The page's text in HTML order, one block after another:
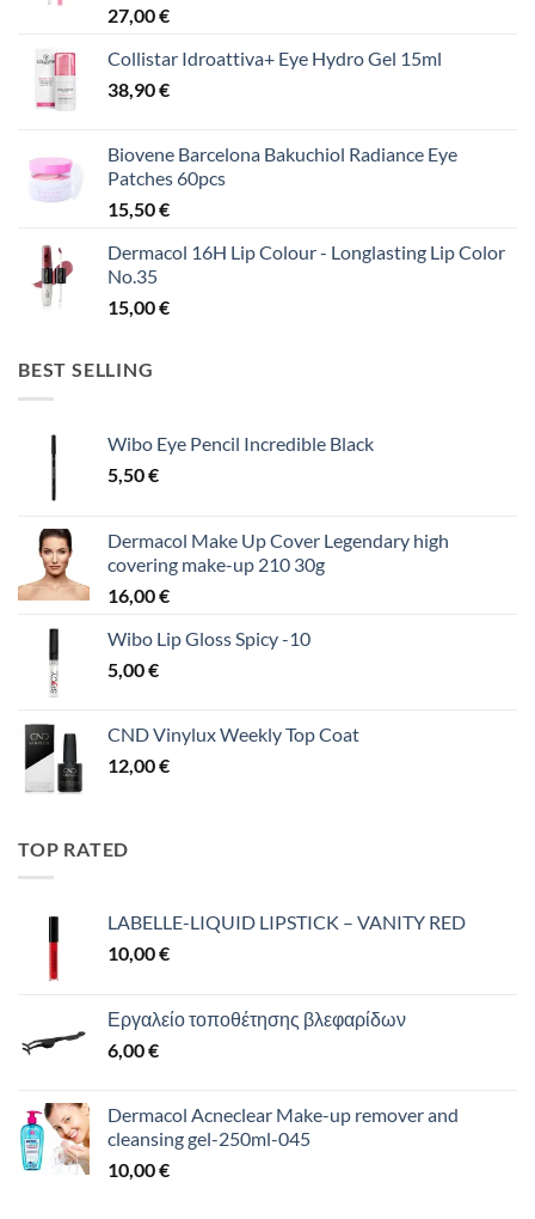
27,00€
Collistar Idroattiva+ Eye Hydro Gel 15ml
38,90€
Biovene Barcelona Bakuchiol Radiance Eye
Patches 60pcs
15,50€
Dermacol 16H Lip Colour - Longlasting Lip Color
No.35
15,00€
BEST SELLING
Wibo Eye Pencil Incredible Black
5,50€
Dermacol Make Up Cover Legendary high
covering make-up 210 30g
16,00€
Wibo Lip Gloss Spicy -10
5,00€
CND Vinylux Weekly Top Coat
12,00€
TOP RATED
LABELLE-LIQUID LIPSTICK – VANITY RED
10,00€
Εργαλείο τοποθέτησης βλεφαρίδων
6,00€
Dermacol Acneclear Make-up remover and
cleansing gel-250ml-045
10,00€